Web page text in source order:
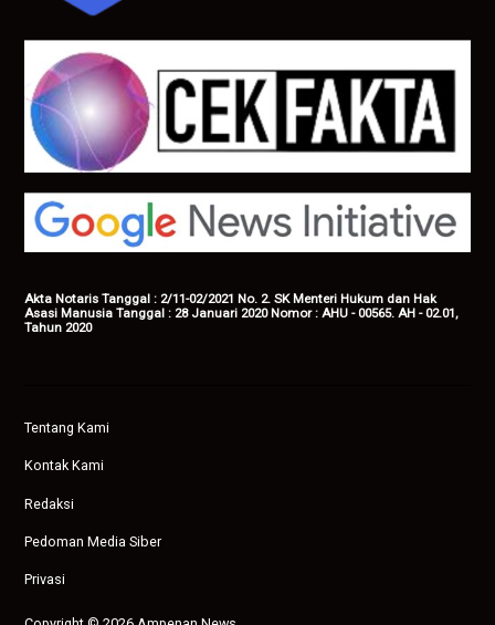
Akta Notaris Tanggal : 2/11-02/2021 No. 2. SK Menteri Hukum dan Hak
Asasi Manusia Tanggal : 28 Januari 2020 Nomor : AHU - 00565. AH - 02.01,
Tahun 2020
Tentang Kami
Kontak Kami
Redaksi
Pedoman Media Siber
Privasi